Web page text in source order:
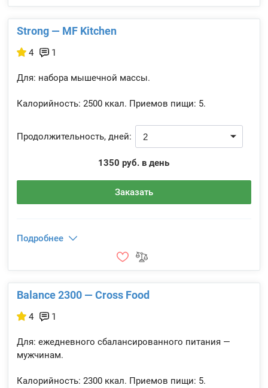
Strong — MF Kitchen
4 1
Для: набора мышечной массы.
Калорийность: 2500 ккал. Приемов пищи: 5.
Продолжительность, дней:
1350 руб. в день
Заказать
Подробнее
Balance 2300 — Cross Food
4 1
Для: ежедневного сбалансированного питания —
мужчинам.
Калорийность: 2300 ккал. Приемов пищи: 5.